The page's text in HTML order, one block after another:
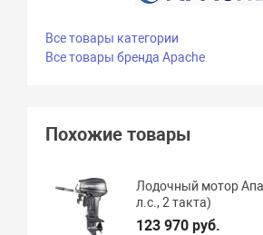
Все товары категории
Все товары бренда Apache
Похожие товары
Лодочный мотор
л.с., 2 такта)
123 970 руб.